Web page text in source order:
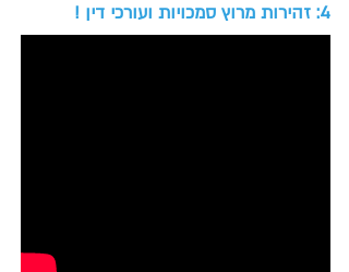
4: זהירות מרוץ סמכויות ועורכי דין !